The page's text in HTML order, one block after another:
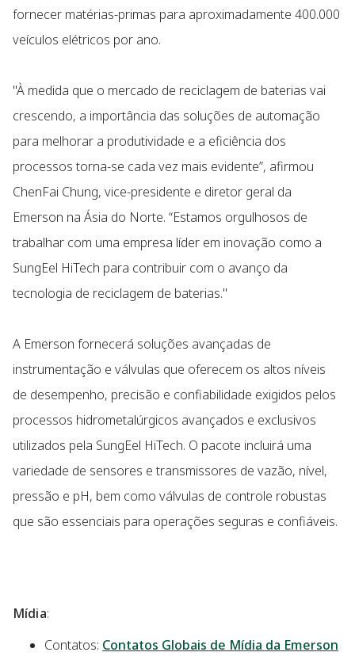
fornecer matérias-primas para aproximadamente 400.000
veículos elétricos por ano.
"À medida que o mercado de reciclagem de baterias vai
crescendo, a importância das soluções de automação
para melhorar a produtividade e a eficiência dos
processos torna-se cada vez mais evidente”, afirmou
ChenFai Chung, vice-presidente e diretor geral da
Emerson na Ásia do Norte. “Estamos orgulhosos de
trabalhar com uma empresa líder em inovação como a
SungEel HiTech para contribuir com o avanço da
tecnologia de reciclagem de baterias."
A Emerson fornecerá soluções avançadas de
instrumentação e válvulas que oferecem os altos níveis
de desempenho, precisão e confiabilidade exigidos pelos
processos hidrometalúrgicos avançados e exclusivos
utilizados pela SungEel HiTech. O pacote incluirá uma
variedade de sensores e transmissores de vazão, nível,
pressão e pH, bem como válvulas de controle robustas
que são essenciais para operações seguras e confiáveis.
Mídia:
Contatos: Contatos Globais de Mídia da Emerson